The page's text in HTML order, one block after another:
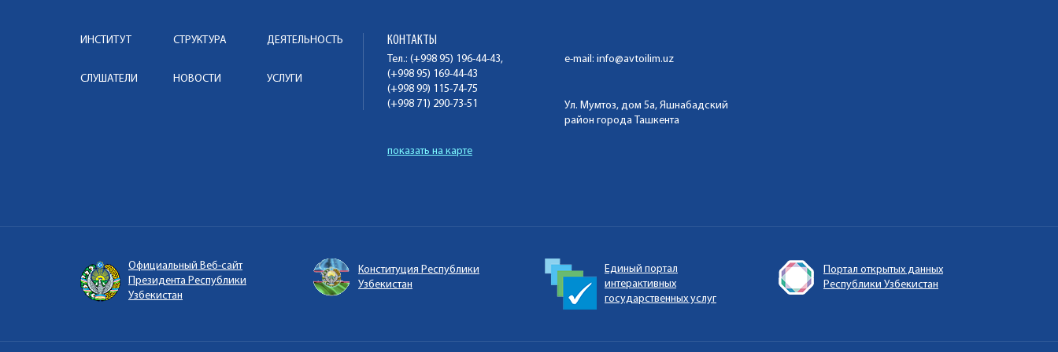
ИНСТИТУТ СТРУКТУРА ДЕЯТЕЛЬНОСТЬ
СЛУШАТЕЛИ НОВОСТИ УСЛУГИ
КОНТАКТЫ
Тел.: (+998 95) 196-44-43,
(+998 95) 169-44-43
(+998 99) 115-74-75
(+998 71) 290-73-51
e-mail: info@avtoilim.uz
Ул. Мумтоз, дом 5а, Яшнабадский
район города Ташкента
показать на карте
Официальный Веб-сайт
Президента Республики
Узбекистан
Конституция Республики
Узбекистан
Единый портал
интерактивных
государственных услуг
Портал открытых данных
Республики Узбекистан